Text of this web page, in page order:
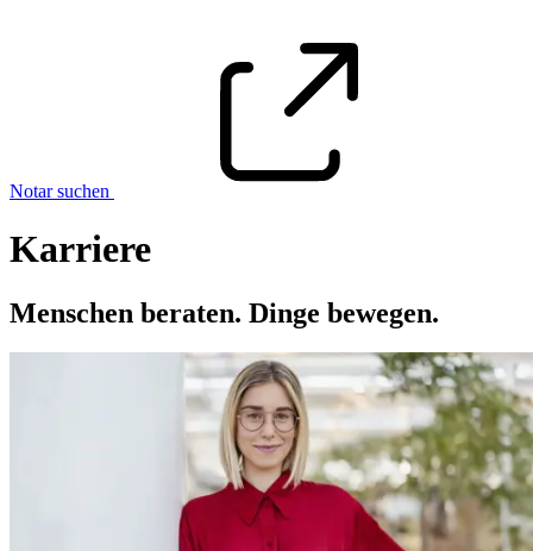
Notar suchen
Karriere
Menschen beraten. Dinge bewegen.